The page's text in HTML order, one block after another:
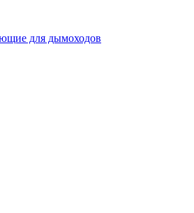
для дымоходов